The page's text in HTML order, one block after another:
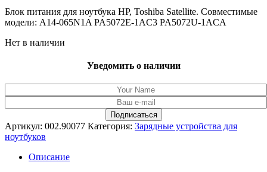
составляла
2,208.00₽.
2,024.00₽.
Блок питания для ноутбука HP, Toshiba Satellite. Совместимые
модели: A14-065N1A PA5072E-1AC3 PA5072U-1ACA
Нет в наличии
Уведомить о наличии
Артикул: 002.90077 Категория: Зарядные устройства для
ноутбуков
Описание